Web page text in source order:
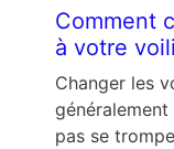
Comment
à votre
Changer les
pas se